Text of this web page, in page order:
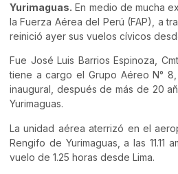
Yurimaguas. En medio de mucha
la Fuerza Aérea del Perú (FAP), a
reinició ayer sus vuelos cívicos
Fue José Luis Barrios Espinoza,
tiene a cargo el Grupo Aéreo N°
inaugural, después de más de 20
Yurimaguas.
La unidad aérea aterrizó en el
Rengifo de Yurimaguas, a las 11.11
vuelo de 1.25 horas desde Lima.